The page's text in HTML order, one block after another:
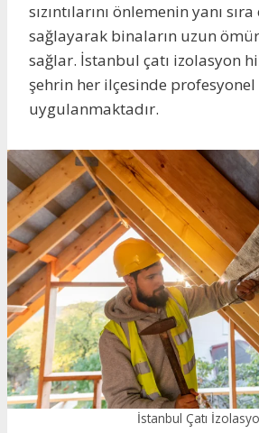
sızıntılarını önlemenin yanı
sağlayarak binaların uzun
sağlar. İstanbul çatı izolasyon
şehrin her ilçesinde
uygulanmaktadır.
İstanbul Çatı